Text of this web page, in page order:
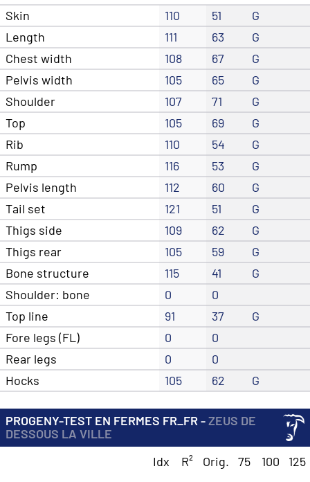
Skin 110 51
G
Length
111 63
G
Chest width
108 67
G
Pelvis width
105 65
G
Shoulder
107 71
G
Top
105 69
G
Rib
110 54
G
Rump
116 53
G
Pelvis length
112 60
G
Tail set
121 51
G
Thigs side
109 62
G
Thigs rear
105 59
G
Bone structure
115 41
G
Shoulder: bone
0
0
Top line
91 37
G
Fore legs (FL)
0
0
Rear legs
0
0
Hocks
105 62 G
PROGENY-TEST EN FERMES FR_FR -ZEUS DE
DESSOUS LA VILLE
Idx
R² Orig. 75 100 125